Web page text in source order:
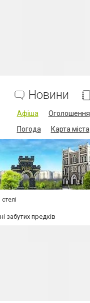
Новини
Афіша Оголошення
Погода
Карта міста
забутих предків